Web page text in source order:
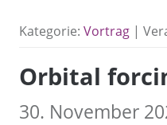
Kategorie: Vortrag |
Orbital
30. November